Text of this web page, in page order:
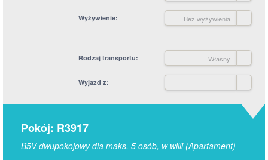
Wyżywienie Bez wyżywienia
Rodzaj transportu Własny
Wyjazd z
Pokój: R3917
B5V dwupokojowy dla maks. 5 osób, w willi (Apartament)